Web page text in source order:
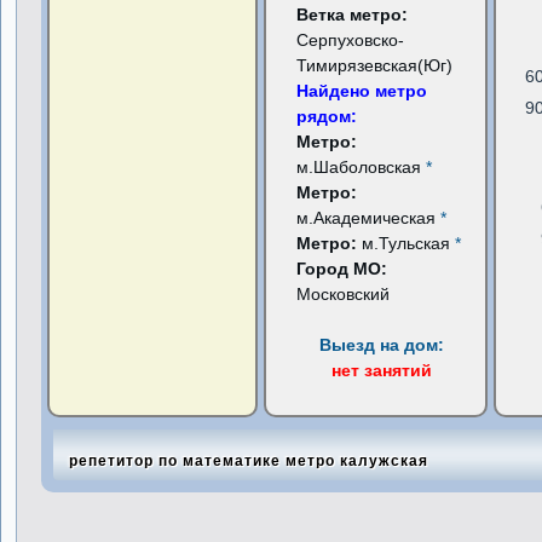
Ветка метро:
Серпуховско-
Тимирязевская(Юг)
Найдено метро
рядом:
Метро:
м.Шаболовская*
Метро:
м.Академическая*
Метро: м.Тульская*
Город МО:
Московский
Выезд на дом:
нет занятий
репетитор по математике метро калужская